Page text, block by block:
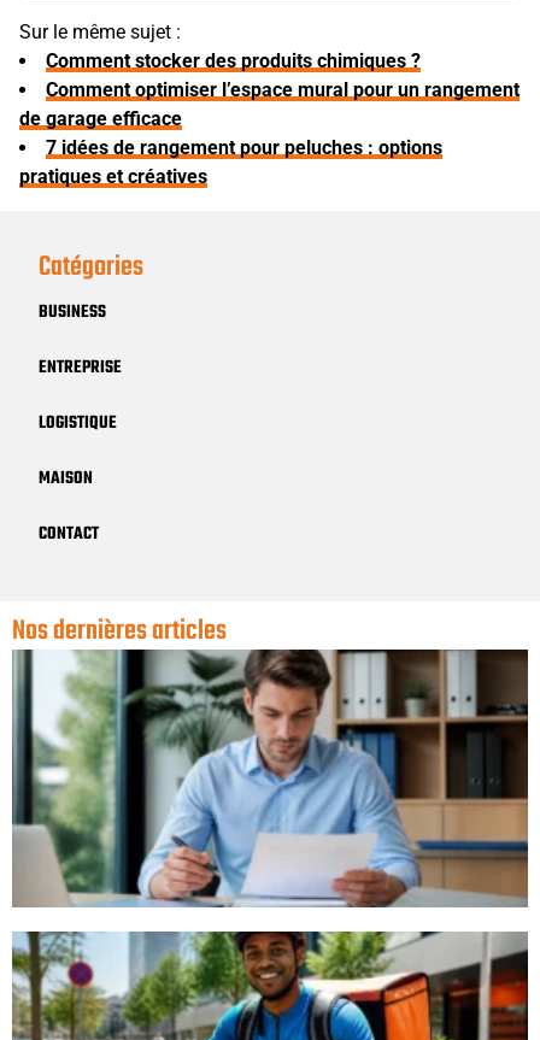
Sur le même sujet :
Comment stocker des produits chimiques ?
Comment optimiser l’espace mural pour un rangement
de garage efficace
7 idées de rangement pour peluches : options
pratiques et créatives
Catégories
BUSINESS
ENTREPRISE
LOGISTIQUE
MAISON
CONTACT
Nos dernières articles